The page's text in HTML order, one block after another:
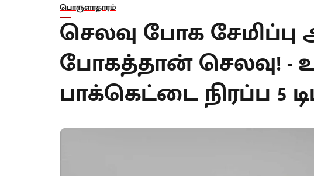
பொருளாதாரம்
செலவு போக சேமிப்பு
போகத்தான் செலவு! -
பாக்கெட்டை நிரப்ப 5